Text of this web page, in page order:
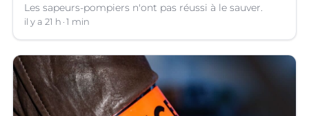
Les sapeurs-pompiers n'ont pas réussi à le sauver.
il y a 21 h 1 min